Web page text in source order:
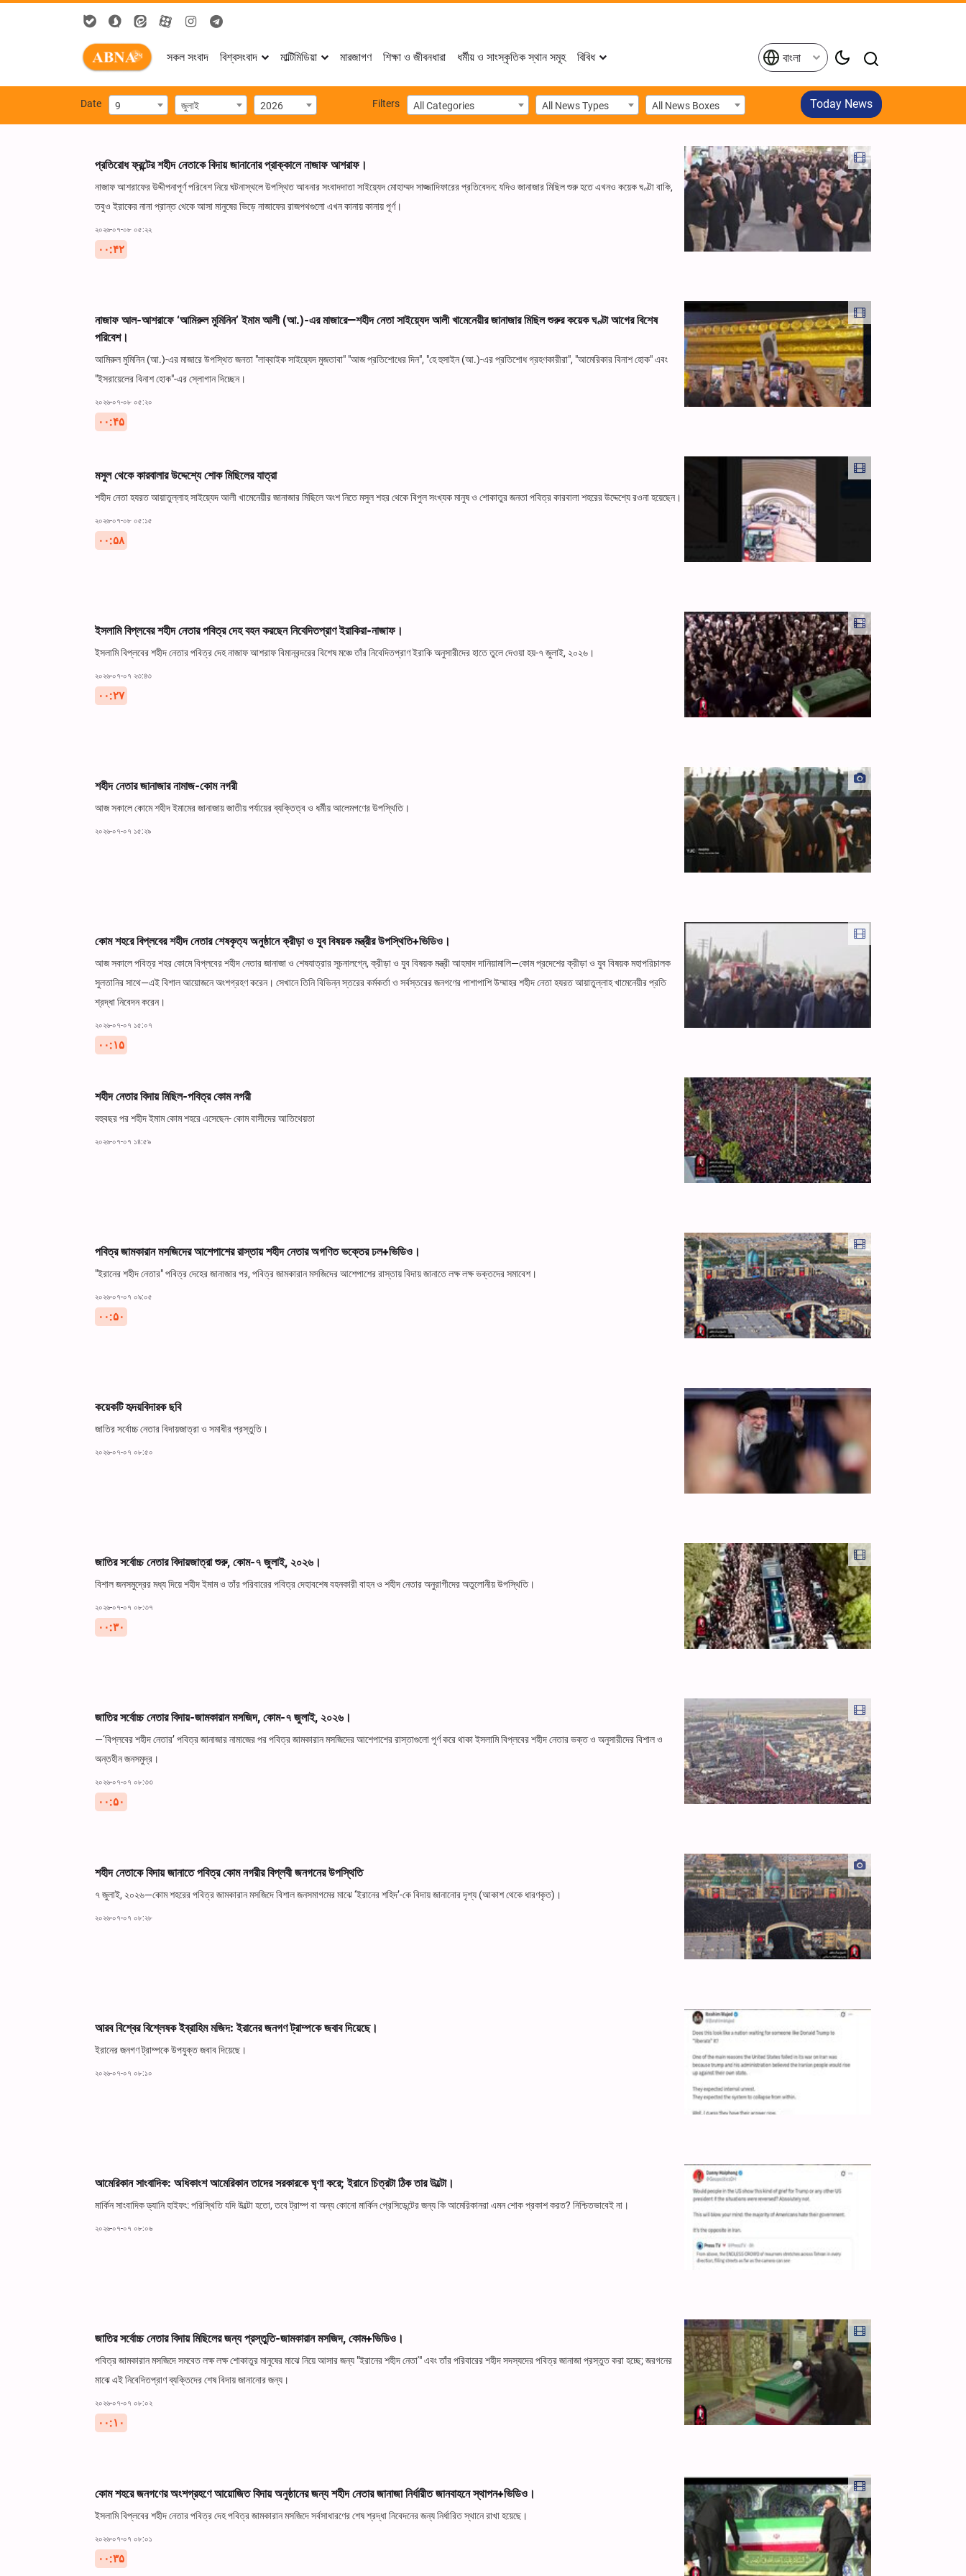
সকল সংবাদ বিশ্বসংবাদ মাল্টিমিডিয়া মারজাগণ শিক্ষা ও জীবনধারা ধর্মীয় ও সাংস্কৃতিক স্থান সমূহ বিবিধ বাংলা
Date 9 জুলাই 2026 Filters All Categories All News Types All News Boxes Today News
প্রতিরোধ ফ্রন্টের শহীদ নেতাকে বিদায় জানানোর প্রাক্কালে নাজাফ আশরাফ।
নাজাফ আশরাফের উদ্দীপনাপূর্ণ পরিবেশ নিয়ে ঘটনাস্থলে উপস্থিত আবনার সংবাদদাতা সাইয়্যেদ মোহাম্মদ সাজ্জাদিফারের প্রতিবেদন: যদিও জানাজার মিছিল শুরু হতে এখনও কয়েক ঘণ্টা বাকি,
তবুও ইরাকের নানা প্রান্ত থেকে আসা মানুষের ভিড়ে নাজাফের রাজপথগুলো এখন কানায় কানায় পূর্ণ।
২০২৬-০৭-০৮ ০৫:২২
۰۰:۴۲
নাজাফ আল-আশরাফে ‘আমিরুল মুমিনিন’ ইমাম আলী (আ.)-এর মাজারে—শহীদ নেতা সাইয়্যেদ আলী খামেনেয়ীর জানাজার মিছিল শুরুর কয়েক ঘণ্টা আগের বিশেষ
পরিবেশ।
আমিরুল মুমিনিন (আ.)-এর মাজারে উপস্থিত জনতা "লাব্বাইক সাইয়্যেদ মুজতাবা" "আজ প্রতিশোধের দিন", "হে হুসাইন (আ.)-এর প্রতিশোধ গ্রহণকারীরা", "আমেরিকার বিনাশ হোক" এবং
"ইসরায়েলের বিনাশ হোক"-এর স্লোগান দিচ্ছেন।
২০২৬-০৭-০৮ ০৫:২০
۰۰:۴۵
মসুল থেকে কারবালার উদ্দেশ্যে শোক মিছিলের যাত্রা
শহীদ নেতা হযরত আয়াতুল্লাহ সাইয়্যেদ আলী খামেনেয়ীর জানাজার মিছিলে অংশ নিতে মসুল শহর থেকে বিপুল সংখ্যক মানুষ ও শোকাতুর জনতা পবিত্র কারবালা শহরের উদ্দেশ্যে রওনা হয়েছেন।
২০২৬-০৭-০৮ ০৫:১৫
۰۰:۵۸
ইসলামি বিপ্লবের শহীদ নেতার পবিত্র দেহ বহন করছেন নিবেদিতপ্রাণ ইরাকিরা-নাজাফ।
ইসলামি বিপ্লবের শহীদ নেতার পবিত্র দেহ নাজাফ আশরাফ বিমানবন্দরের বিশেষ মঞ্চে তাঁর নিবেদিতপ্রাণ ইরাকি অনুসারীদের হাতে তুলে দেওয়া হয়-৭ জুলাই, ২০২৬।
২০২৬-০৭-০৭ ২৩:৪৩
۰۰:۲۷
শহীদ নেতার জানাজার নামাজ-কোম নগরী
আজ সকালে কোমে শহীদ ইমামের জানাজায় জাতীয় পর্যায়ের ব্যক্তিত্ব ও ধর্মীয় আলেমগণের উপস্থিতি।
২০২৬-০৭-০৭ ১৫:২৯
কোম শহরে বিপ্লবের শহীদ নেতার শেষকৃত্য অনুষ্ঠানে ক্রীড়া ও যুব বিষয়ক মন্ত্রীর উপস্থিতি+ভিডিও।
আজ সকালে পবিত্র শহর কোমে বিপ্লবের শহীদ নেতার জানাজা ও শেষযাত্রার সূচনালগ্নে, ক্রীড়া ও যুব বিষয়ক মন্ত্রী আহমাদ দানিয়ামালি—কোম প্রদেশের ক্রীড়া ও যুব বিষয়ক মহাপরিচালক
সুলতানির সাথে—এই বিশাল আয়োজনে অংশগ্রহণ করেন। সেখানে তিনি বিভিন্ন স্তরের কর্মকর্তা ও সর্বস্তরের জনগণের পাশাপাশি উম্মাহর শহীদ নেতা হযরত আয়াতুল্লাহ খামেনেয়ীর প্রতি
শ্রদ্ধা নিবেদন করেন।
২০২৬-০৭-০৭ ১৫:০৭
۰۰:۱۵
শহীদ নেতার বিদায় মিছিল-পবিত্র কোম নগরী
বহুবছর পর শহীদ ইমাম কোম শহরে এসেছেন- কোম বাসীদের আতিথেয়তা
২০২৬-০৭-০৭ ১৪:৫৯
পবিত্র জামকারান মসজিদের আশেপাশের রাস্তায় শহীদ নেতার অগণিত ভক্তের ঢল+ভিডিও।
"ইরানের শহীদ নেতার" পবিত্র দেহের জানাজার পর, পবিত্র জামকারান মসজিদের আশেপাশের রাস্তায় বিদায় জানাতে লক্ষ লক্ষ ভক্তদের সমাবেশ।
২০২৬-০৭-০৭ ০৯:০৫
۰۰:۵۰
কয়েকটি হৃদয়বিদারক ছবি
জাতির সর্বোচ্চ নেতার বিদায়জাত্রা ও সমাধীর প্রস্তুতি।
২০২৬-০৭-০৭ ০৮:৫০
জাতির সর্বোচ্চ নেতার বিদায়জাত্রা শুরু, কোম-৭ জুলাই, ২০২৬।
বিশাল জনসমুদ্রের মধ্য দিয়ে শহীদ ইমাম ও তাঁর পরিবারের পবিত্র দেহাবশেষ বহনকারী বাহন ও শহীদ নেতার অনুরাগীদের অতুলোনীয় উপস্থিতি।
২০২৬-০৭-০৭ ০৮:৩৭
۰۰:۳۰
জাতির সর্বোচ্চ নেতার বিদায়-জামকারান মসজিদ, কোম-৭ জুলাই, ২০২৬।
—‘বিপ্লবের শহীদ নেতার’ পবিত্র জানাজার নামাজের পর পবিত্র জামকারান মসজিদের আশেপাশের রাস্তাগুলো পূর্ণ করে থাকা ইসলামি বিপ্লবের শহীদ নেতার ভক্ত ও অনুসারীদের বিশাল ও
অন্তহীন জনসমুদ্র।
২০২৬-০৭-০৭ ০৮:৩৩
۰۰:۵۰
শহীদ নেতাকে বিদায় জানাতে পবিত্র কোম নগরীর বিপ্লবী জনগনের উপস্থিতি
৭ জুলাই, ২০২৬—কোম শহরের পবিত্র জামকারান মসজিদে বিশাল জনসমাগমের মাঝে ‘ইরানের শহিদ’-কে বিদায় জানানোর দৃশ্য (আকাশ থেকে ধারণকৃত)।
২০২৬-০৭-০৭ ০৮:২৮
আরব বিশ্বের বিশ্লেষক ইব্রাহিম মজিদ: ইরানের জনগণ ট্রাম্পকে জবাব দিয়েছে।
ইরানের জনগণ ট্রাম্পকে উপযুক্ত জবাব দিয়েছে।
২০২৬-০৭-০৭ ০৮:১০
আমেরিকান সাংবাদিক: অধিকাংশ আমেরিকান তাদের সরকারকে ঘৃণা করে; ইরানে চিত্রটা ঠিক তার উল্টো।
মার্কিন সাংবাদিক ড্যানি হাইফং: পরিস্থিতি যদি উল্টো হতো, তবে ট্রাম্প বা অন্য কোনো মার্কিন প্রেসিডেন্টের জন্য কি আমেরিকানরা এমন শোক প্রকাশ করত? নিশ্চিতভাবেই না।
২০২৬-০৭-০৭ ০৮:০৬
জাতির সর্বোচ্চ নেতার বিদায় মিছিলের জন্য প্রস্তুতি-জামকারান মসজিদ, কোম+ভিডিও।
পবিত্র জামকারান মসজিদে সমবেত লক্ষ লক্ষ শোকাতুর মানুষের মাঝে নিয়ে আসার জন্য "ইরানের শহীদ নেতা'" এবং তাঁর পরিবারের শহীদ সদস্যদের পবিত্র জানাজা প্রস্তুত করা হচ্ছে; জরগনের
মাঝে এই নিবেদিতপ্রাণ ব্যক্তিদের শেষ বিদায় জানানোর জন্য।
২০২৬-০৭-০৭ ০৮:০২
۰۰:۱۰
কোম শহরে জনগণের অংশগ্রহণে আয়োজিত বিদায় অনুষ্ঠানের জন্য শহীদ নেতার জানাজা নির্ধারীত জানবাহনে স্থাপন+ভিডিও।
ইসলামি বিপ্লবের শহীদ নেতার পবিত্র দেহ পবিত্র জামকারান মসজিদে সর্বসাধারণের শেষ শ্রদ্ধা নিবেদনের জন্য নির্ধারিত স্থানে রাখা হয়েছে।
২০২৬-০৭-০৭ ০৮:০১
۰۰:۳۵